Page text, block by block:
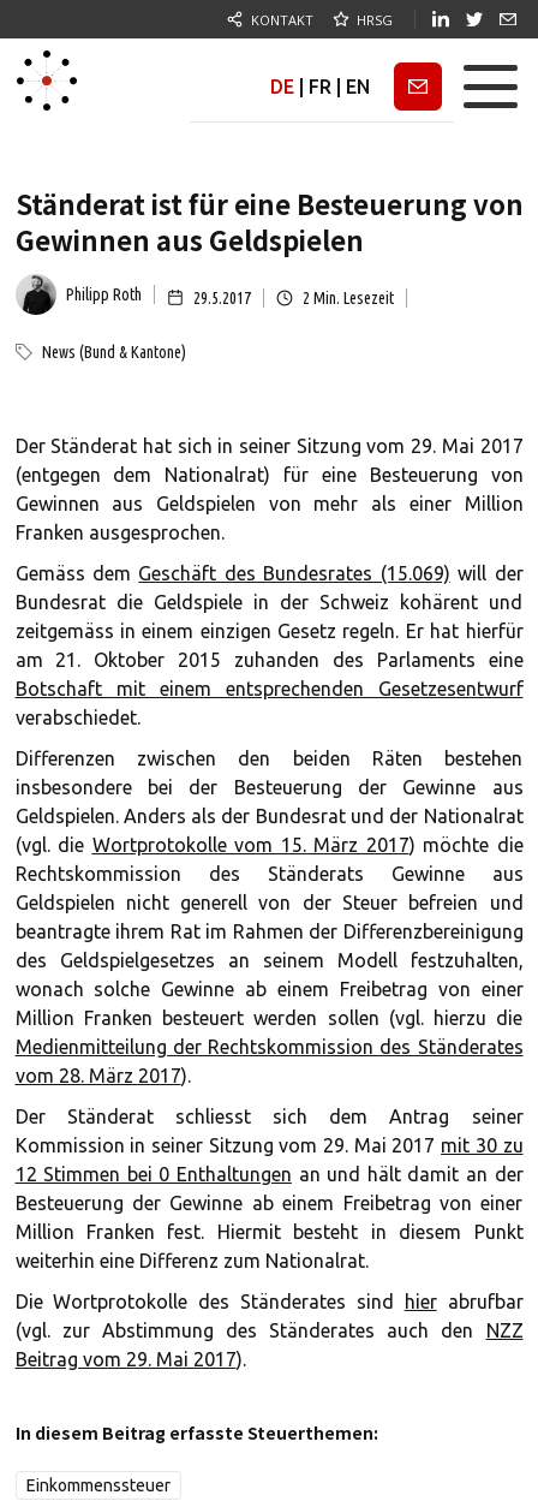
KONTAKT HRSG
DE FR EN Newsletter
Ständerat ist für eine Besteuerung von
Gewinnen aus Geldspielen
Philipp Roth 29.5.2017 2 Min. Lesezeit
News (Bund & Kantone)
Der Ständerat hat sich in seiner Sitzung vom 29. Mai 2017
(entgegen dem Nationalrat) für eine Besteuerung von
Gewinnen aus Geldspielen von mehr als einer Million
Franken ausgesprochen.
Gemäss dem Geschäft des Bundesrates (15.069) will der
Bundesrat die Geldspiele in der Schweiz kohärent und
zeitgemäss in einem einzigen Gesetz regeln. Er hat hierfür
am 21. Oktober 2015 zuhanden des Parlaments eine
Botschaft mit einem entsprechenden Gesetzesentwurf
verabschiedet.
Differenzen zwischen den beiden Räten bestehen
insbesondere bei der Besteuerung der Gewinne aus
Geldspielen. Anders als der Bundesrat und der Nationalrat
(vgl. die Wortprotokolle vom 15. März 2017) möchte die
Rechtskommission des Ständerats Gewinne aus
Geldspielen nicht generell von der Steuer befreien und
beantragte ihrem Rat im Rahmen der Differenzbereinigung
des Geldspielgesetzes an seinem Modell festzuhalten,
wonach solche Gewinne ab einem Freibetrag von einer
Million Franken besteuert werden sollen (vgl. hierzu die
Medienmitteilung der Rechtskommission des Ständerates
vom 28. März 2017).
Der Ständerat schliesst sich dem Antrag seiner
Kommission in seiner Sitzung vom 29. Mai 2017 mit 30 zu
12 Stimmen bei 0 Enthaltungen an und hält damit an der
Besteuerung der Gewinne ab einem Freibetrag von einer
Million Franken fest. Hiermit besteht in diesem Punkt
weiterhin eine Differenz zum Nationalrat.
Die Wortprotokolle des Ständerates sind
hierabrufbar
(vgl. zur Abstimmung des Ständerates auch den NZZ
Beitrag vom 29. Mai 2017).
In diesem Beitrag erfasste Steuerthemen:
Einkommenssteuer